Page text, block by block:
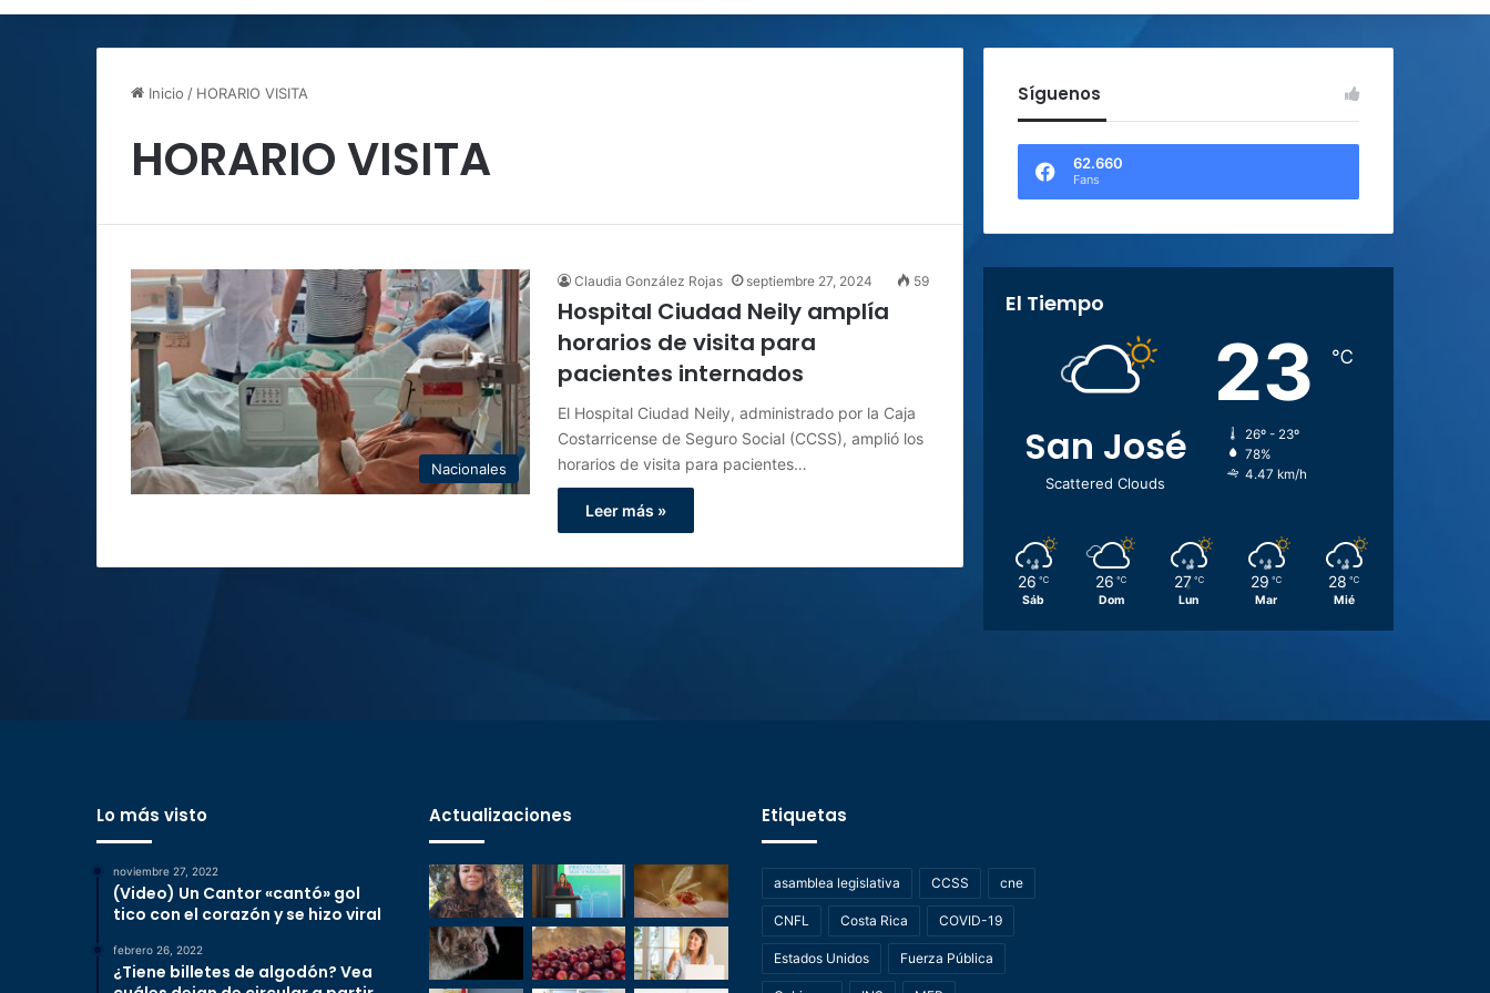
Inicio / HORARIO VISITA
HORARIO VISITA
Nacionales
Claudia González Rojas septiembre 27, 2024 59
Hospital Ciudad Neily amplía
horarios de visita para
pacientes internados
El Hospital Ciudad Neily, administrado por la Caja
Costarricense de Seguro Social (CCSS), amplió los
horarios de visita para pacientes…
Leer más »
Síguenos
62.660
Fans
El Tiempo
San José
Scattered Clouds
23 ℃
26º - 23º
78%
4.47 km/h
26 ℃
Sáb
26 ℃
Dom
27 ℃
Lun
29 ℃
Mar
28 ℃
Mié
Lo más visto
noviembre 27, 2022
(Video) Un Cantor «cantó» gol
tico con el corazón y se hizo viral
febrero 26, 2022
¿Tiene billetes de algodón? Vea
Actualizaciones Etiquetas
asamblea legislativa CCSS cne
CNFL Costa Rica COVID-19
Estados Unidos Fuerza Pública